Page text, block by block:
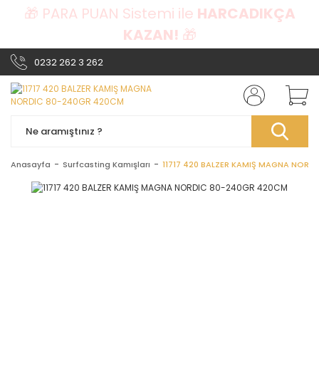
🎁 PARA PUAN Sistemi ile HARCADIKÇA
KAZAN! 🎁
0232 262 3 262
Anasayfa Surfcasting Kamışları 11717 420 BALZER KAMIŞ MAGNA